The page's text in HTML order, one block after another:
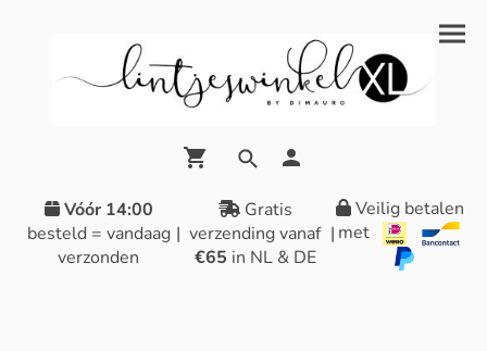
Vóór 14:00
besteld = vandaag
verzonden
|
Gratis
verzending vanaf
€65 in NL & DE
|
Veilig betalen
met